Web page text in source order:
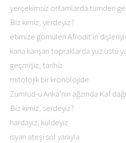
yerçekimsiz ortamlarda tümden
Biz kimiz, yerdeyiz?
etimize gömülen Afrodit’in
kana karışan topraklarda yüz üstü
geçmişiz, tarihiz
mitolojik bir kronolojide
Zümrüd-ü Anka’nın ağzında Kaf
Biz kimiz, serdeyiz?
hardayız, küldeyiz
isyan ateşi sol yanıyla